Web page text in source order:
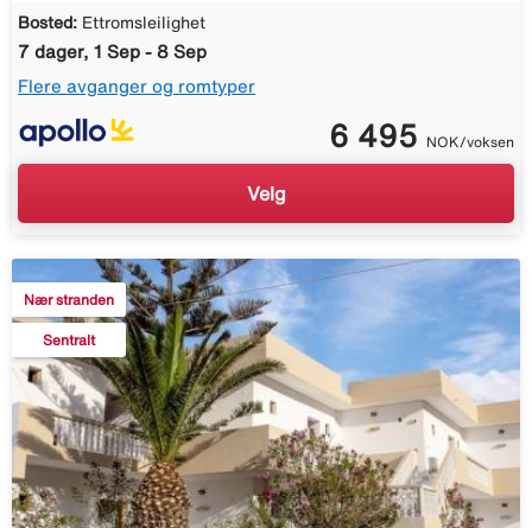
Bosted: Ettromsleilighet
7 dager, 1 Sep - 8 Sep
Flere avganger og romtyper
6 495 NOK/voksen
Velg
Nær stranden
Sentralt